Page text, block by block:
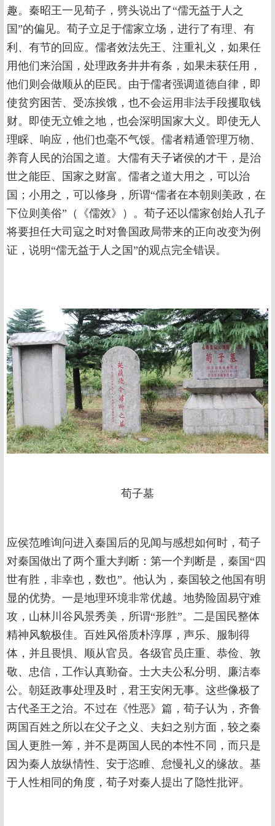
趣。秦昭王一见荀子，劈头说出了“儒无益于人之
国”的偏见。荀子立足于儒家立场，进行了有理、有
利、有节的回应。儒者效法先王、注重礼义，如果任
用他们来治国，处理政务井井有条，如果未获任用，
他们则会做顺从的臣民。由于儒者强调道德自律，即
使贫穷困苦、受冻挨饿，也不会运用非法手段攫取钱
财。即使无立锥之地，也会深明国家大义。即使无人
理睬、响应，他们也毫不气馁。儒者精通管理万物、
养育人民的治国之道。大儒有天子诸侯的才干，是治
世之能臣、国家之财富。儒者之道大用之，可以治
国；小用之，可以修身，所谓“儒者在本朝则美政，在
下位则美俗”（《儒效》）。荀子还以儒家创始人孔子
将要担任大司寇之时对鲁国政局带来的正向改变为例
证，说明“儒无益于人之国”的观点完全错误。
荀子墓
应侯范雎询问进入秦国后的见闻与感想如何时，荀子
对秦国做出了两个重大判断：第一个判断是，秦国“四
世有胜，非幸也，数也”。他认为，秦国较之他国有明
显的优势。一是地理环境非常优越。地势险固易守难
攻，山林川谷风景秀美，所谓“形胜”。二是国民整体
精神风貌极佳。百姓风俗质朴淳厚，声乐、服制得
体，并且畏惧、顺从官员。各级官员庄重、恭俭、敦
敬、忠信，工作认真勤奋。士大夫公私分明、廉洁奉
公。朝廷政事处理及时，君王安闲无事。这些像极了
古代圣王之治。不过在《性恶》篇，荀子认为，齐鲁
两国百姓之所以在父子之义、夫妇之别方面，较之秦
国人更胜一筹，并不是两国人民的本性不同，而只是
因为秦人放纵情性、安于恣睢、怠慢礼义的缘故。基
于人性相同的角度，荀子对秦人提出了隐性批评。